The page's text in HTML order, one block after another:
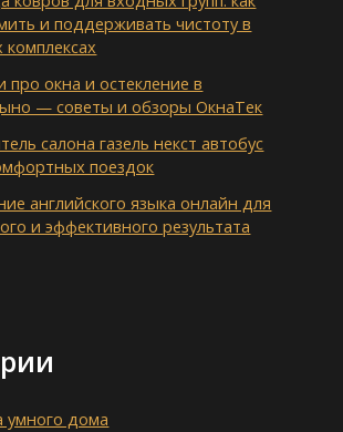
и поддерживать чистоту в
про окна и остекление в
— советы и обзоры ОкнаТек
салона газель некст автобус
поездок
английского языка онлайн для
и эффективного результата
умного дома